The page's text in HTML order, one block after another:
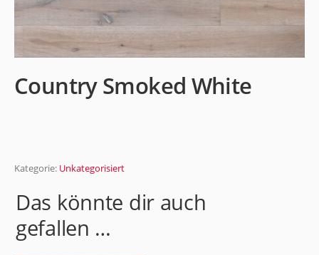
Country Smoked White
Kategorie: Unkategorisiert
Das könnte dir auch
gefallen …